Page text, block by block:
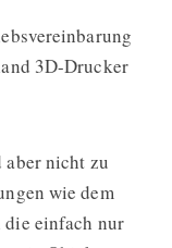
von 3D-
3D-Drucker
aber nicht zu
wie dem
die einfach nur